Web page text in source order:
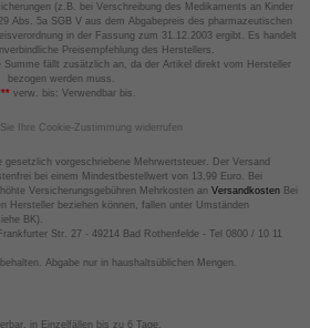
(z.B. bei Verschreibung des Medikaments an Kinder
Abs. 5a SGB V aus dem Abgabepreis des pharmazeutischen
in der Fassung zum 31.12.2003 ergibt. Es handelt
Preisempfehlung des Herstellers.
fällt zusätzlich an, da der Artikel direkt vom Hersteller
bezogen werden muss.
verw. bis: Verwendbar bis.
Ihre Cookie-Zustimmung widerrufen
gesetzlich vorgeschriebene Mehrwertsteuer. Der Versand
bei einem Mindestbestellwert von 13,99 Euro. Bei
Versicherungsgebühren Mehrkosten an VersandkostenBei
Hersteller beziehen können, fallen unter Umständen
BK).
Str. 27 - 49214 Bad Rothenfelde - Tel 0800 / 10 11
Abgabe nur in haushaltsüblichen Mengen.
in Einzelfällen bis zu 6 Tage.